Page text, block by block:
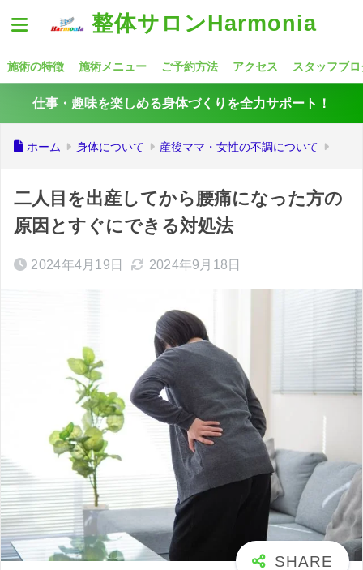
整体サロンHarmonia
施術の特徴 施術メニュー ご予約方法 アクセス スタッフブロ
仕事・趣味を楽しめる身体づくりを全力サポート！
ホーム 身体について 産後ママ・女性の不調について
二人目を出産してから腰痛になった方の
原因とすぐにできる対処法
2024年4月19日 2024年9月18日